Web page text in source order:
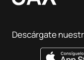
Descárgate